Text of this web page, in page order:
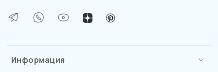
Информация